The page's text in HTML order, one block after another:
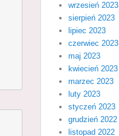
wrzesień 2023
sierpień 2023
lipiec 2023
czerwiec 2023
maj 2023
kwiecień 2023
marzec 2023
luty 2023
styczeń 2023
grudzień 2022
listopad 2022